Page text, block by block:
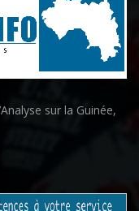
sur la Guinée,